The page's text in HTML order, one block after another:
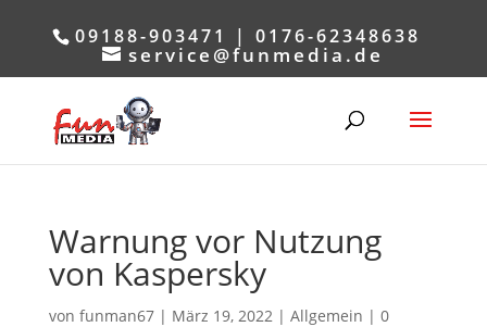
09188-903471 | 0176-62348638
service@funmedia.de
Warnung vor Nutzung
von Kaspersky
von funman67| März 19, 2022| Allgemein | 0